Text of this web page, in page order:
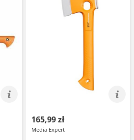
165,99 zł
Media Expert